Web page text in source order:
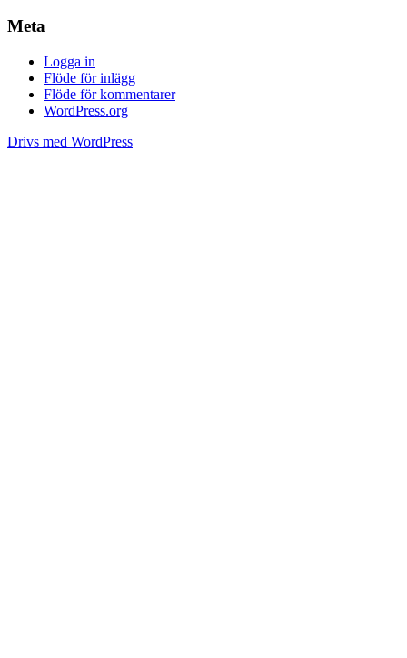
Meta
Logga in
Flöde för inlägg
Flöde för kommentarer
WordPress.org
Drivs med WordPress